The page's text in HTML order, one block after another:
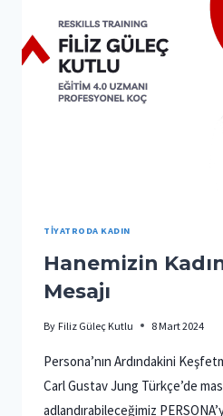
TIYATRODA KADIN
Hanemizin
Mesajı
By Filiz Güleç Kutlu 8 Mart 2024
Persona’nın Ardındakini
Carl Gustav Jung Türkçe’de
adlandırabileceğimiz